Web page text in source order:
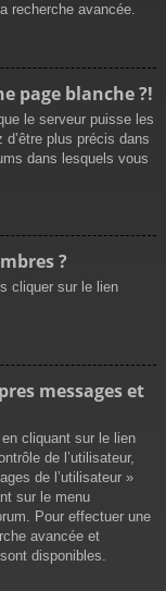
recherche avancée.
page blanche ?!
le serveur puisse les
plus précis dans
dans lesquels vous
?
cliquer sur le lien
messages et
cliquant sur le lien
de l’utilisateur,
de l’utilisateur »
sur le menu
Pour effectuer une
avancée et
disponibles.